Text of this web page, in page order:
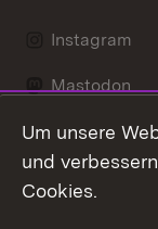
Instagram
Mastodon
Messenger
Um unsere
und
Cookies.